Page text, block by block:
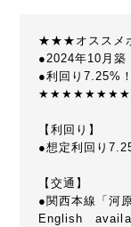
★★★オスス
●2024年10月築
●利回り7.25%！
【利回り】
●想定利回り
【交通】
●関西本線「河
English